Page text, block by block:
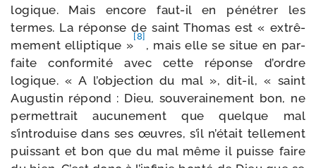
logique. Mais encore faut-​il en péné­trer les
termes. La réponse de saint Thomas est « extrê­
me­ment ellip­tique »
[8]
, mais elle se situe en par­
faite confor­mi­té avec cette réponse d’ordre
logique. « A l’objection du mal », dit-​il, « saint
Augustin répond : Dieu, sou­ve­rai­ne­ment bon, ne
per­met­trait aucu­ne­ment que quelque mal
s’introduise dans ses œuvres, s’il n’était tel­le­ment
puis­sant et bon que du mal même il puisse faire